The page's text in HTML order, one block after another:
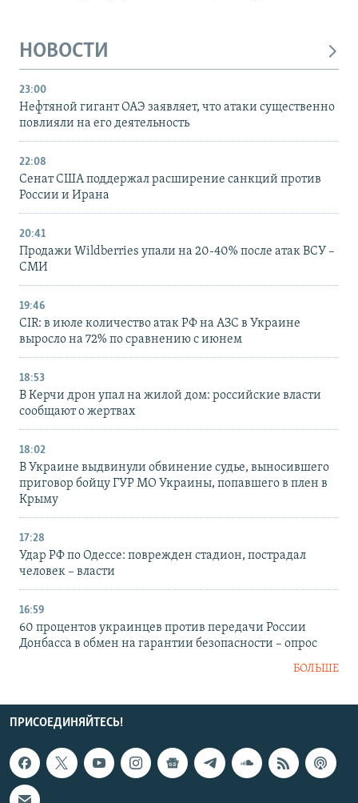
НОВОСТИ
23:00
Нефтяной гигант ОАЭ заявляет, что атаки существенно
повлияли на его деятельность
22:08
Сенат США поддержал расширение санкций против
России и Ирана
20:41
Продажи Wildberries упали на 20-40% после атак ВСУ –
СМИ
19:46
CIR: в июле количество атак РФ на АЗС в Украине
выросло на 72% по сравнению с июнем
18:53
В Керчи дрон упал на жилой дом: российские власти
сообщают о жертвах
18:02
В Украине выдвинули обвинение судье, выносившего
приговор бойцу ГУР МО Украины, попавшего в плен в
Крыму
17:28
Удар РФ по Одессе: поврежден стадион, пострадал
человек – власти
16:59
60 процентов украинцев против передачи России
Донбасса в обмен на гарантии безопасности – опрос
БОЛЬШЕ
ПРИСОЕДИНЯЙТЕСЬ!